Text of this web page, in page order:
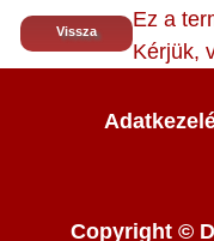
Vissza
Ez a
Kérjük,
Copyright ©